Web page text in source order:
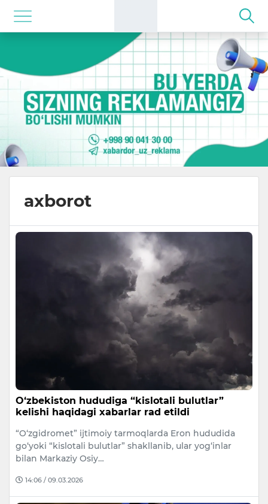
axborot
O‘zbekiston hududiga “kislotali bulutlar”
kelishi haqidagi xabarlar rad etildi
“O‘zgidromet” ijtimoiy tarmoqlarda Eron hududida
go‘yoki “kislotali bulutlar” shakllanib, ular yog‘inlar
bilan Markaziy Osiy…
14:06 / 09.03.2026